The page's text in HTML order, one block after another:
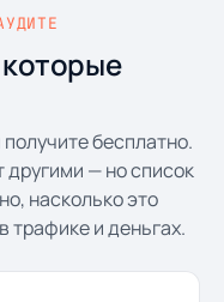
бесплатно.
— но список
насколько это
трафике и деньгах.